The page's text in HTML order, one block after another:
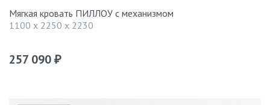
Мягкая кровать ПИЛЛОУ с механизмом
1100 x 2250 x 2230
257 090 ₽